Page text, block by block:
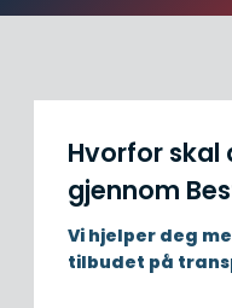
Hvorfor skal
gjennom
Vi hjelper deg
tilbudet på